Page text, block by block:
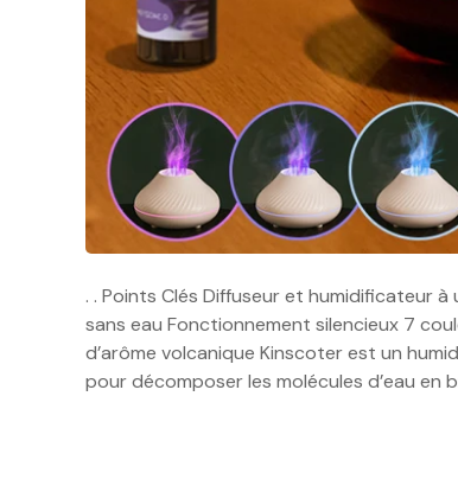
. . Points Clés Diffuseur et humidificateur
sans eau Fonctionnement silencieux 7
d’arôme volcanique Kinscoter est un
pour décomposer les molécules d’eau en